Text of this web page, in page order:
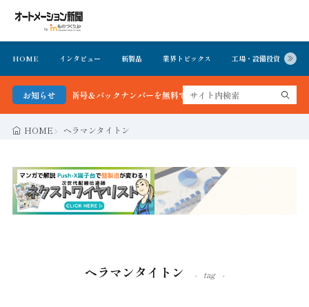
HOME インタビュー 新製品 業界トピックス 工場・設備投資
お知らせ
号＆バックナンバーを無料で公開中 詳細はこちら
HOME ヘラマンタイトン
ヘラマンタイトン tag